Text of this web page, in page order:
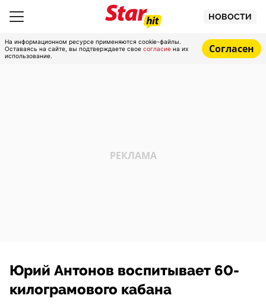
НОВОСТИ
На информационном ресурсе применяются cookie-файлы.
Оставаясь на сайте, вы подтверждаете свое согласие на их
использование.
Согласен
Юрий Антонов воспитывает 60-
килограмового кабана